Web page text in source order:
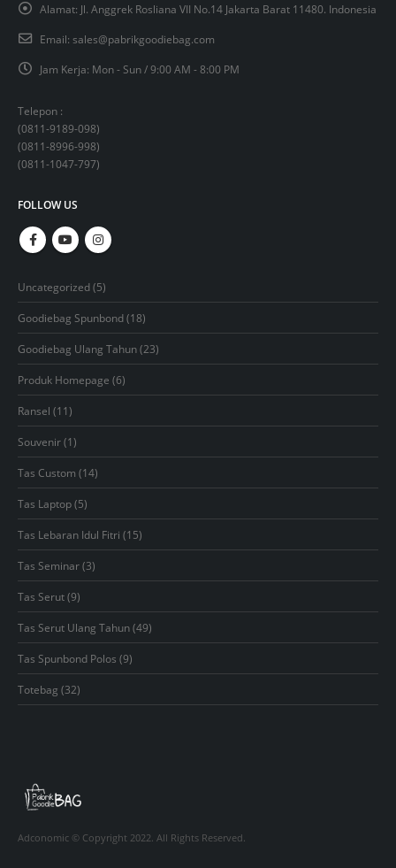
Alamat: Jl. Anggrek Rosliana VII No.14 Jakarta Barat 11480. Indonesia
Email: sales@pabrikgoodiebag.com
Jam Kerja: Mon - Sun / 9:00 AM - 8:00 PM
Telepon :
(0811-9189-098)
(0811-8996-998)
(0811-1047-797)
FOLLOW US
Uncategorized 55
products
Goodiebag Spunbond 1818
products
Goodiebag Ulang Tahun 2323
products
Produk Homepage 66
products
Ransel 1111
products
Souvenir 11
product
Tas Custom 1414
products
Tas Laptop 55
products
Tas Lebaran Idul Fitri 1515
products
Tas Seminar 33
products
Tas Serut 99
products
Tas Serut Ulang Tahun 4949
products
Tas Spunbond Polos 99
products
Totebag 3232
products
Adconomic © Copyright 2022. All Rights Reserved.